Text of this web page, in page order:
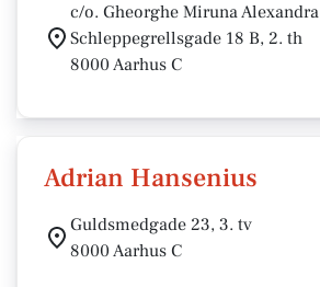
c/o. Gheorghe Miruna Alexandra
Schleppegrellsgade 18 B, 2. th
8000 Aarhus C
Adrian Hansenius
Guldsmedgade 23, 3. tv
8000 Aarhus C